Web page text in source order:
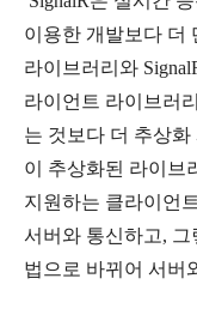
이용한 개발보다 더
라이브러리와
라이언트 라이브러
는 것보다 더 추상
이 추상화된 라이브
지원하는 클라이언
서버와 통신하고, 그
법으로 바뀌어 서버